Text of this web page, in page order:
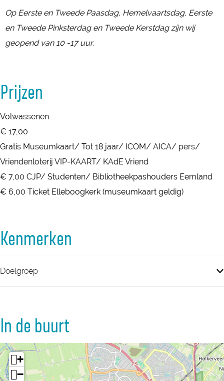
Op Eerste en Tweede Paasdag, Hemelvaartsdag, Eerste
en Tweede Pinksterdag en Tweede Kerstdag zijn wij
geopend van 10 -17 uur.
Prijzen
Volwassenen
€ 17,00
Gratis Museumkaart/ Tot 18 jaar/ ICOM/ AICA/ pers/
Vriendenloterij VIP-KAART/ KAdE Vriend
€ 7,00 CJP/ Studenten/ Bibliotheekpashouders Eemland
€ 6,00 Ticket Elleboogkerk (museumkaart geldig)
Kenmerken
Doelgroep
In de buurt
+
−